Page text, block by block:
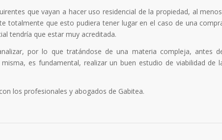
que vayan a hacer uso residencial de la propiedad, al
totalmente que esto pudiera tener lugar en el caso de una
tendría que estar muy acreditada.
por lo que tratándose de una materia compleja, antes
es fundamental, realizar un buen estudio de viabilidad de
con los profesionales y abogados de Gabitea.